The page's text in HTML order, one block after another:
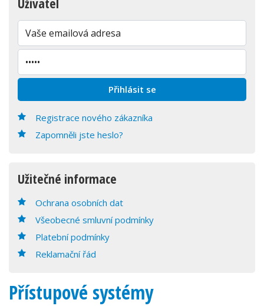
Registrace nového zákazníka
Zapomněli jste heslo?
Užitečné informace
Ochrana osobních dat
Všeobecné smluvní podmínky
Platební podmínky
Reklamační řád
Přístupové systémy